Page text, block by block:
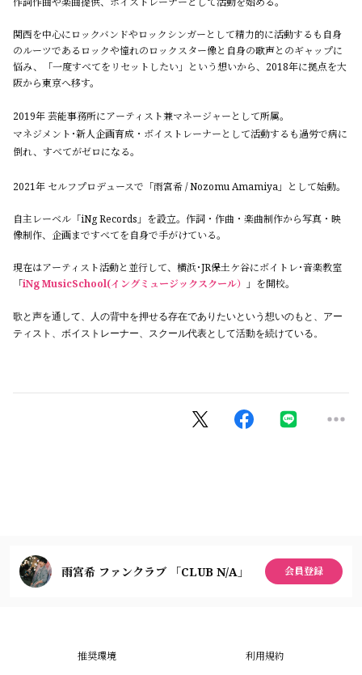
関西を中心にロックバンドやロックシンガーとして精力的に活動するも自身
のルーツであるロックや憧れのロックスター像と自身の歌声とのギャップに
悩み、
「一度すべてをリセットしたい」という想いから、2018年に拠点を大
阪から東京へ移す。
2019年 芸能事務所にアーティスト兼マネージャーとして所属。
マネジメント･新人企画育成・ボイストレーナーとして活動するも過労で病に
倒れ、すべてがゼロになる。
2021年 セルフプロデュースで「雨宮希 / Nozomu Amamiya」として始動。
自主レーベル「iNg Records」を設立。作詞・作曲・楽曲制作から写真・映
像制作、企画まですべてを自身で手がけている。
現在はアーティスト活動と並行して、横浜･JR保土ケ谷にボイトレ･音楽教室
「iNg MusicSchool(イングミュージックスクール） 」を開校。
歌と声を通して、人の背中を押せる存在でありたいという想いのもと、アー
ティスト、ボイストレーナー、スクール代表として活動を続けている。
雨宮希 ファンクラブ 「CLUB N/A」 会員登録
推奨環境 利用規約